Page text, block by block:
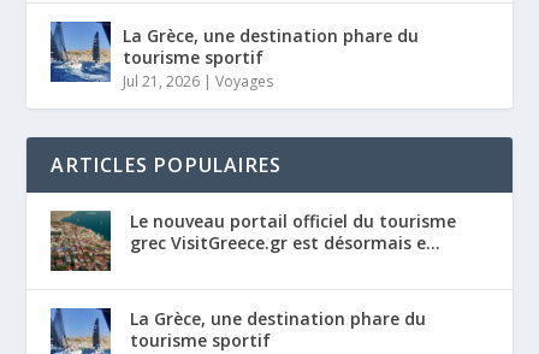
La Grèce, une destination phare du
tourisme sportif
Jul 21, 2026 |Voyages
ARTICLES POPULAIRES
Le nouveau portail officiel du tourisme
grec VisitGreece.gr est désormais e...
La Grèce, une destination phare du
tourisme sportif